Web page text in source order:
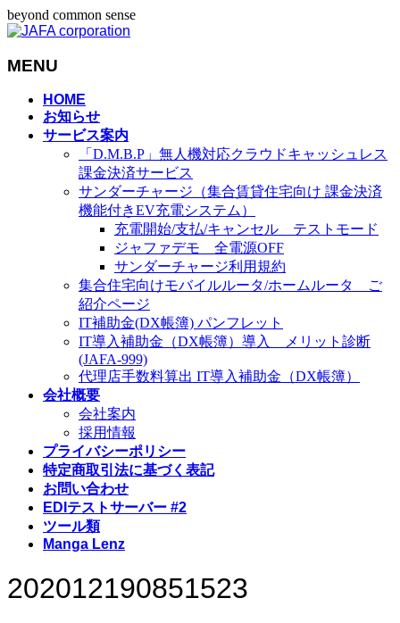
beyond common sense
MENU
HOME
お知らせ
サービス案内
「D.M.B.P」無人機対応クラウドキャッシュレス
課金決済サービス
サンダーチャージ（集合賃貸住宅向け 課金決済
機能付きEV充電システム）
充電開始/支払/キャンセル テストモード
ジャファデモ 全電源OFF
サンダーチャージ利用規約
集合住宅向けモバイルルータ/ホームルータ ご
紹介ページ
IT補助金(DX帳簿) パンフレット
IT導入補助金（DX帳簿）導入 メリット診断
(JAFA-999)
代理店手数料算出 IT導入補助金（DX帳簿）
会社概要
会社案内
採用情報
プライバシーポリシー
特定商取引法に基づく表記
お問い合わせ
EDIテストサーバー #2
ツール類
Manga Lenz
202012190851523